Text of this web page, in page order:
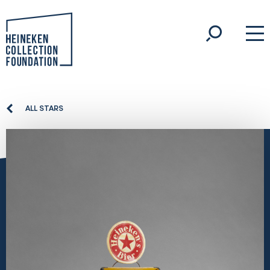
ALL STARS